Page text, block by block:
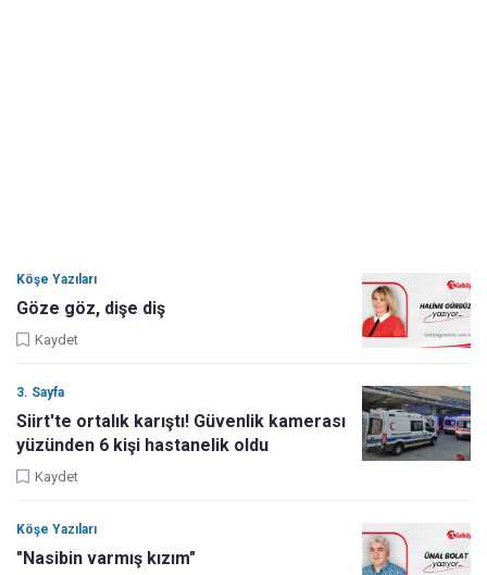
Köşe Yazıları
Göze göz, dişe diş
Kaydet
3. Sayfa
Siirt'te ortalık karıştı! Güvenlik kamerası
yüzünden 6 kişi hastanelik oldu
Kaydet
Köşe Yazıları
"Nasibin varmış kızım"